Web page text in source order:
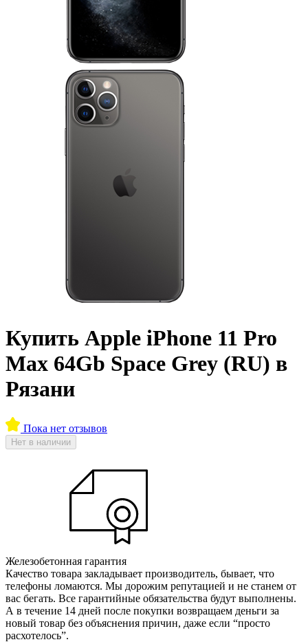
Купить Apple iPhone 11 Pro
Max 64Gb Space Grey (RU) в
Рязани
Пока нет отзывов
Нет в наличии
Железобетонная гарантия
Качество товара закладывает производитель, бывает, что
телефоны ломаются. Мы дорожим репутацией и не станем от
вас бегать. Все гарантийные обязательства будут выполнены.
А в течение 14 дней после покупки возвращаем деньги за
новый товар без объяснения причин, даже если “просто
расхотелось”.